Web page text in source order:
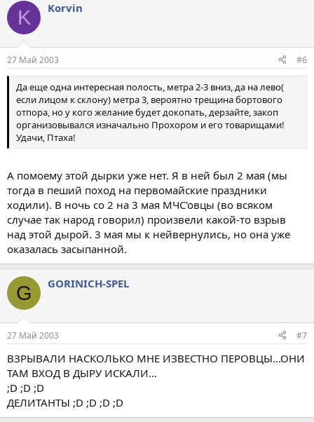
K Korvin
27 Май 2003 #6
Да еще одна интересная полость, метра 2-3 вниз, да на лево(
если лицом к склону) метра 3, вероятно трещина бортового
отпора, но у кого желание будет докопать, дерзайте, закоп
организовывался изначально Прохором и его товарищами!
Удачи, Птаха!
А помоему этой дырки уже нет. Я в ней был 2 мая (мы
тогда в пеший поход на первомайские праздники
ходили). В ночь со 2 на 3 мая МЧС'овцы (во всяком
случае так народ говорил) произвели какой-то взрыв
над этой дырой. 3 мая мы к нейвернулись, но она уже
оказалась засыпанной.
G GORINICH-SPEL
27 Май 2003 #7
ВЗРЫВАЛИ НАСКОЛЬКО МНЕ ИЗВЕСТНО ПЕРОВЦЫ...ОНИ
ТАМ ВХОД В ДЫРУ ИСКАЛИ...
;D ;D ;D
ДЕЛИТАНТЫ ;D ;D ;D ;D